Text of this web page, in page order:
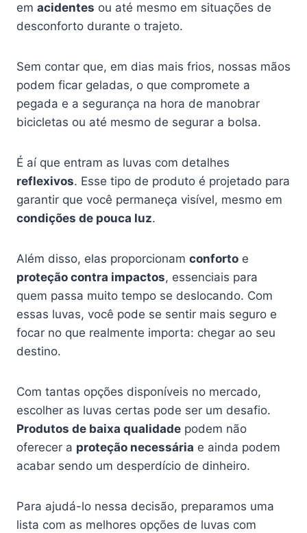
em acidentes ou até mesmo em situações de
desconforto durante o trajeto.
Sem contar que, em dias mais frios, nossas mãos
podem ficar geladas, o que compromete a
pegada e a segurança na hora de manobrar
bicicletas ou até mesmo de segurar a bolsa.
É aí que entram as luvas com detalhes
reflexivos. Esse tipo de produto é projetado para
garantir que você permaneça visível, mesmo em
condições de pouca luz.
Além disso, elas proporcionam conforto e
proteção contra impactos, essenciais para
quem passa muito tempo se deslocando. Com
essas luvas, você pode se sentir mais seguro e
focar no que realmente importa: chegar ao seu
destino.
Com tantas opções disponíveis no mercado,
escolher as luvas certas pode ser um desafio.
Produtos de baixa qualidade podem não
oferecer a proteção necessária e ainda podem
acabar sendo um desperdício de dinheiro.
Para ajudá-lo nessa decisão, preparamos uma
lista com as melhores opções de luvas com